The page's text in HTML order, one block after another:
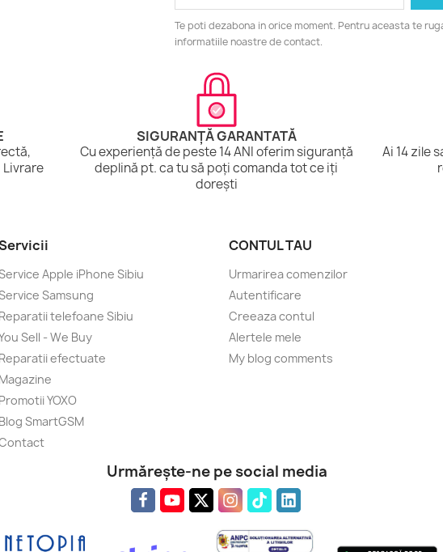
Te poti dezabona in orice moment. Pentru aceasta te
informatiile noastre de contact.
Livrare
SIGURANȚĂ GARANTATĂ
Cu experiență de peste 14 ANI oferim siguranță
deplină pt. ca tu să poți comanda tot ce iți
dorești
Ai 14 zile
Apple iPhone Sibiu
Samsung
Reparatii telefoane Sibiu
Sell - We Buy
Reparatii efectuate
Magazine
Promotii YOXO
Blog SmartGSM
CONTUL TAU
Urmarirea comenzilor
Autentificare
Creeaza contul
Alertele mele
My blog comments
Urmărește-ne pe social media